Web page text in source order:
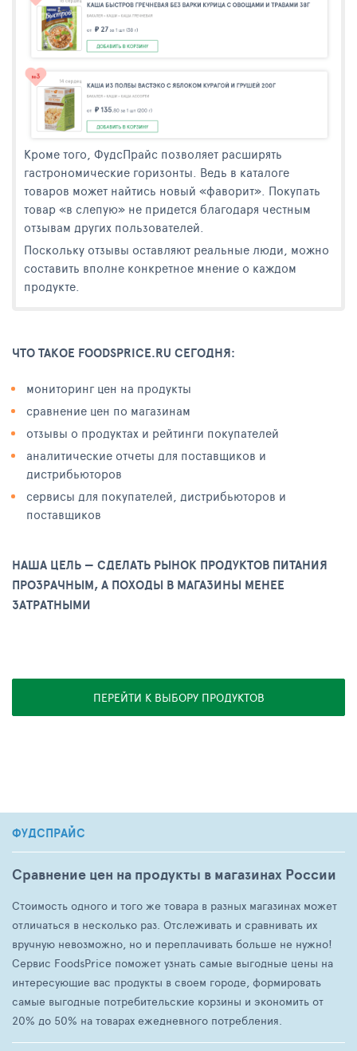
Кроме того, ФудсПрайс позволяет расширять
гастрономические горизонты. Ведь в каталоге
товаров может найтись новый «фаворит». Покупать
товар «в слепую» не придется благодаря честным
отзывам других пользователей.
Поскольку отзывы оставляют реальные люди, можно
составить вполне конкретное мнение о каждом
продукте.
ЧТО ТАКОЕ FOODSPRICE.RU СЕГОДНЯ:
мониторинг цен на продукты
сравнение цен по магазинам
отзывы о продуктах и рейтинги покупателей
аналитические отчеты для поставщиков и
дистрибьюторов
сервисы для покупателей, дистрибьюторов и
поставщиков
НАША ЦЕЛЬ — СДЕЛАТЬ РЫНОК ПРОДУКТОВ ПИТАНИЯ
ПРОЗРАЧНЫМ, А ПОХОДЫ В МАГАЗИНЫ МЕНЕЕ
ЗАТРАТНЫМИ
ПЕРЕЙТИ К ВЫБОРУ ПРОДУКТОВ
ФУДСПРАЙС
Сравнение цен на продукты в магазинах России
Стоимость одного и того же товара в разных магазинах может
отличаться в несколько раз. Отслеживать и сравнивать их
вручную невозможно, но и переплачивать больше не нужно!
Сервис FoodsPrice поможет узнать самые выгодные цены на
интересующие вас продукты в своем городе, формировать
самые выгодные потребительские корзины и экономить от
20% до 50% на товарах ежедневного потребления.